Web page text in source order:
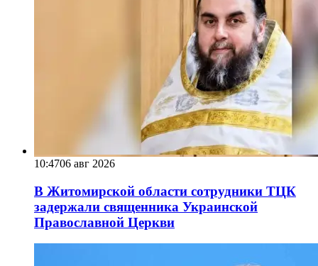
10:4706 авг 2026
В Житомирской области сотрудники ТЦК
задержали священника Украинской
Православной Церкви